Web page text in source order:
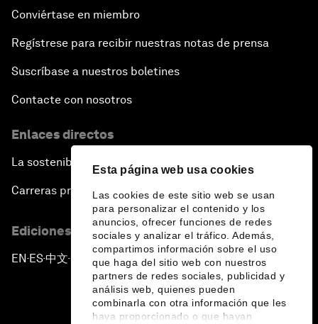
Esta página web usa cookies
Las cookies de este sitio web se usan
para personalizar el contenido y los
anuncios, ofrecer funciones de redes
sociales y analizar el tráfico. Además,
compartimos información sobre el uso
que haga del sitio web con nuestros
partners de redes sociales, publicidad y
análisis web, quienes pueden
combinarla con otra información que les
haya proporcionado o que hayan
Conviértase en miembro
Regístrese para recibir nuestras notas de prensa
Suscríbase a nuestros boletines
Contacte con nosotros
Enlaces directos
La sostenibilidad en el Foro
Carreras profesionales
Ediciones en otros idiomas
EN ▪ES▪中文▪ 日本語